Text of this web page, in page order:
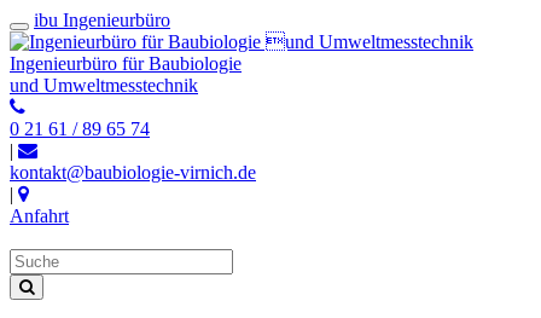
ibu Ingenieurbüro
Ingenieurbüro für Baubiologie
und Umweltmesstechnik
0 21 61 / 89 65 74
|
kontakt@baubiologie-virnich.de
|
Anfahrt